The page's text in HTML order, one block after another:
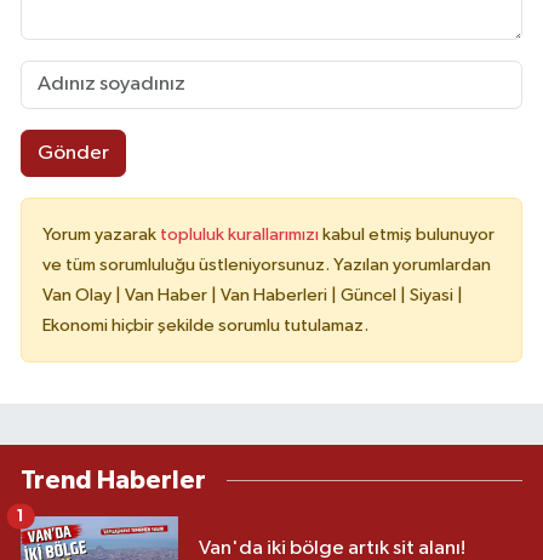
Gönder
Yorum yazarak topluluk kurallarımızı kabul etmiş bulunuyor
ve tüm sorumluluğu üstleniyorsunuz. Yazılan yorumlardan
Van Olay | Van Haber | Van Haberleri | Güncel | Siyasi |
Ekonomi hiçbir şekilde sorumlu tutulamaz.
Trend Haberler
Van'da iki bölge artık sit alanı!
1